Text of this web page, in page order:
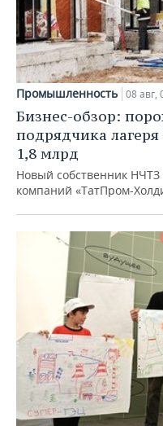
Промышленность 08 авг,
Бизнес-обзор:
подрядчика
1,8 млрд
Новый собственник
компаний «ТатПром-